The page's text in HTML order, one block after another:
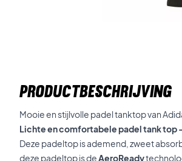
PRODUCTBESCHRIJVING
Mooie en stijlvolle padel tanktop van
Lichte en comfortabele padel tank top
Deze padeltop is ademend, zweet
deze padeltop is deAeroReady